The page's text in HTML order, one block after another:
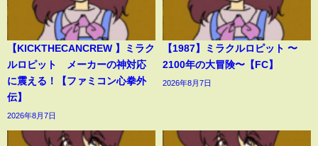
【KICKTHECANCREW 】ミラク
ルロピット メーカーの神対応
に震える！【ファミコン心拳外
伝】
2026年8月7日
【1987】ミラクルロピット 〜
2100年の大冒険〜【FC】
2026年8月7日